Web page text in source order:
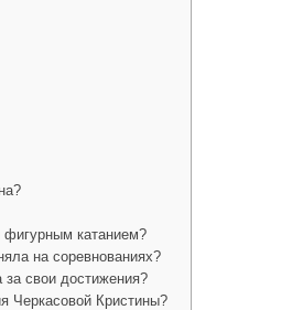
фигурным катанием?
на соревнованиях?
за свои достижения?
Черкасовой Кристины?